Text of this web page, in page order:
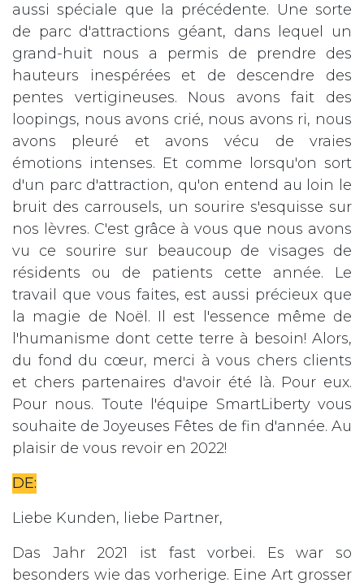
aussi spéciale que la précédente. Une sorte
de parc d'attractions géant, dans lequel un
grand-huit nous a permis de prendre des
hauteurs inespérées et de descendre des
pentes vertigineuses. Nous avons fait des
loopings, nous avons crié, nous avons ri, nous
avons pleuré et avons vécu de vraies
émotions intenses. Et comme lorsqu'on sort
d'un parc d'attraction, qu'on entend au loin le
bruit des carrousels, un sourire s'esquisse sur
nos lèvres. C'est grâce à vous que nous avons
vu ce sourire sur beaucoup de visages de
résidents ou de patients cette année. Le
travail que vous faites, est aussi précieux que
la magie de Noël. Il est l'essence même de
l'humanisme dont cette terre à besoin! Alors,
du fond du cœur, merci à vous chers clients
et chers partenaires d'avoir été là. Pour eux.
Pour nous. Toute l'équipe SmartLiberty vous
souhaite de Joyeuses Fêtes de fin d'année. Au
plaisir de vous revoir en 2022!
DE:
Liebe Kunden, liebe Partner,
Das Jahr 2021 ist fast vorbei. Es war so
besonders wie das vorherige. Eine Art grosser